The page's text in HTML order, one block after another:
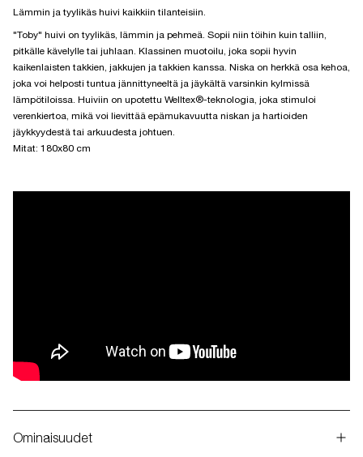
Lämmin ja tyylikäs huivi kaikkiin tilanteisiin.
"Toby" huivi on tyylikäs, lämmin ja pehmeä. Sopii niin töihin kuin talliin,
pitkälle kävelylle tai juhlaan. Klassinen muotoilu, joka sopii hyvin
kaikenlaisten takkien, jakkujen ja takkien kanssa. Niska on herkkä osa kehoa,
joka voi helposti tuntua jännittyneeltä ja jäykältä varsinkin kylmissä
lämpötiloissa. Huiviin on upotettu Welltex®-teknologia, joka stimuloi
verenkiertoa, mikä voi lievittää epämukavuutta niskan ja hartioiden
jäykkyydestä tai arkuudesta johtuen.
Mitat: 180x80 cm
Ominaisuudet